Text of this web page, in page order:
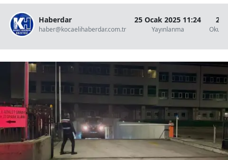
Haberdar
haber@kocaelihaberdar.com.tr
25 Ocak 2025 11:24
Yayınlanma
2